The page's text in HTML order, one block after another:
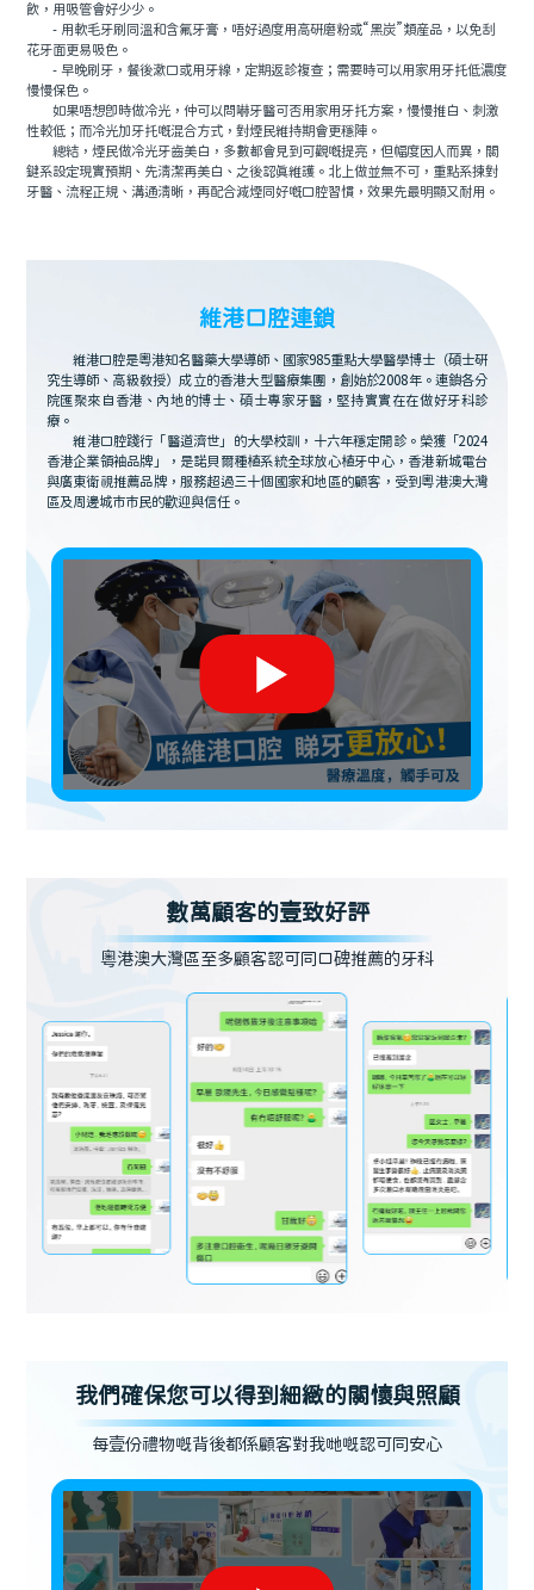
飲，用吸管會好少少。
- 用軟毛牙刷同溫和含氟牙膏，唔好過度用高研磨粉或“黑炭”類産品，以免刮
花牙面更易吸色。
- 早晚刷牙，餐後漱口或用牙線，定期返診複查；需要時可以用家用牙托低濃度
慢慢保色。
如果唔想即時做冷光，仲可以問嚇牙醫可否用家用牙托方案，慢慢推白、刺激
性較低；而冷光加牙托嘅混合方式，對煙民維持期會更穩陣。
總結，煙民做冷光牙齒美白，多數都會見到可觀嘅提亮，但幅度因人而異，關
鍵系設定現實預期、先清潔再美白、之後認真維護。北上做並無不可，重點系揀對
牙醫、流程正規、溝通清晰，再配合減煙同好嘅口腔習慣，效果先最明顯又耐用。
維港口腔連鎖
維港口腔是粵港知名醫藥大學導師、國家985重點大學醫學博士（碩士研
究生導師、高級教授）成立的香港大型醫療集團，創始於2008年。連鎖各分
院匯聚來自香港、內地的博士、碩士專家牙醫，堅持實實在在做好牙科診
療。
維港口腔踐行「醫道濟世」的大學校訓，十六年穩定開診。榮獲「2024
香港企業領袖品牌」，是諾貝爾種植系統全球放心植牙中心，香港新城電台
與廣東衛視推薦品牌，服務超過三十個國家和地區的顧客，受到粵港澳大灣
區及周邊城市市民的歡迎與信任。
數萬顧客的壹致好評
粵港澳大灣區至多顧客認可同口碑推薦的牙科
我們確保您可以得到細緻的關懷與照顧
每壹份禮物嘅背後都係顧客對我哋嘅認可同安心